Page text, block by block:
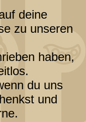
deine
zu unseren
haben,
du uns
und